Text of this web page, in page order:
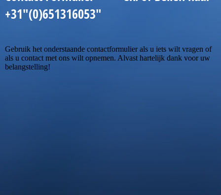
+31"(0)651316053"
Gebruik het onderstaande contactformulier als u iets wilt vragen of
als u contact met ons wilt opnemen. Alvast hartelijk dank voor uw
belangstelling!